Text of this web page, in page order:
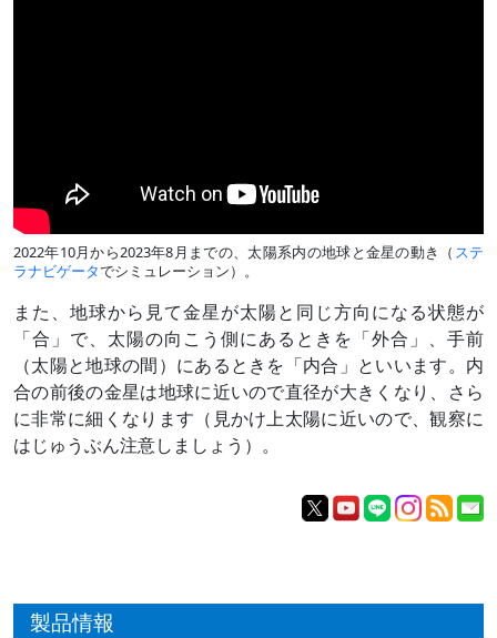
2022年10月から2023年8月までの、太陽系内の地球と金星の動き（ ステ
ラナビゲータでシミュレーション）。
また、地球から見て金星が太陽と同じ方向になる状態が
「合」で、太陽の向こう側にあるときを「外合」、手前
（太陽と地球の間）にあるときを「内合」といいます。内
合の前後の金星は地球に近いので直径が大きくなり、さら
に非常に細くなります（見かけ上太陽に近いので、観察に
はじゅうぶん注意しましょう）。
製品情報